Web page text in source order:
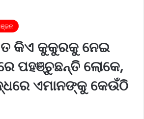
କିଏ କୁକୁରକୁ ନେଇ
ପହଞ୍ଚୁଛନ୍ତି ଲୋକେ,
ଏମାନଙ୍କୁ କେଉଁଠି